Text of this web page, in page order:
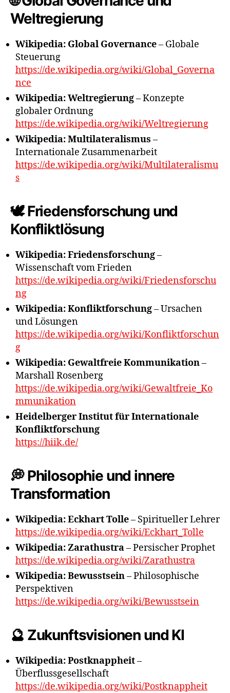
Weltregierung
Wikipedia: Global Governance– Globale
Steuerung
https://de.wikipedia.org/wiki/Global_Governa
nce
Wikipedia: Weltregierung– Konzepte
globaler Ordnung
https://de.wikipedia.org/wiki/Weltregierung
Wikipedia: Multilateralismus –
Internationale Zusammenarbeit
https://de.wikipedia.org/wiki/Multilateralismu
s
🕊️ Friedensforschung und
Konfliktlösung
Wikipedia: Friedensforschung–
Wissenschaft vom Frieden
https://de.wikipedia.org/wiki/Friedensforschu
ng
Wikipedia: Konfliktforschung– Ursachen
und Lösungen
https://de.wikipedia.org/wiki/Konfliktforschun
g
Wikipedia: Gewaltfreie Kommunikation–
Marshall Rosenberg
https://de.wikipedia.org/wiki/Gewaltfreie_Ko
mmunikation
Heidelberger Institut für Internationale
Konfliktforschung
https://hiik.de/
💭 Philosophie und innere
Transformation
Wikipedia: Eckhart Tolle– Spiritueller Lehrer
https://de.wikipedia.org/wiki/Eckhart_Tolle
Wikipedia: Zarathustra– Persischer Prophet
https://de.wikipedia.org/wiki/Zarathustra
Wikipedia: Bewusstsein– Philosophische
Perspektiven
https://de.wikipedia.org/wiki/Bewusstsein
🔮 Zukunftsvisionen und KI
Wikipedia: Postknappheit–
Überflussgesellschaft
https://de.wikipedia.org/wiki/Postknappheit